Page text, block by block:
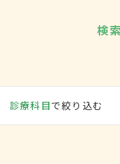
検
診療科目で絞り込む